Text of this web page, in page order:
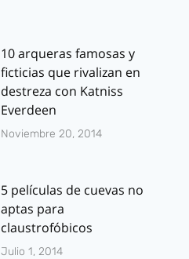
10 arqueras famosas y
ficticias que rivalizan en
destreza con Katniss
Everdeen
Noviembre 20, 2014
5 películas de cuevas no
aptas para
claustrofóbicos
Julio 1, 2014